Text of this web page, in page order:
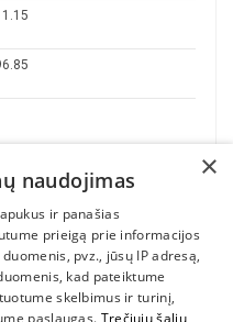
×
naudojimas
ir panašias
prieigą prie informacijos
pvz., jūsų IP adresą,
kad pateiktume
skelbimus ir turinį,
paslaugas. Trečiųjų šalių